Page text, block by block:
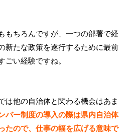
もちろんですが、一つの部署で経
新たな政策を遂行するために最前
ごい経験ですね。
は他の自治体と関わる機会はあま
バー制度の導入の際は県内自治体
たので、仕事の幅を広げる意味で